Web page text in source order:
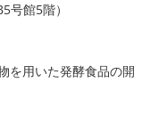
号館5階）
を用いた発酵食品の開